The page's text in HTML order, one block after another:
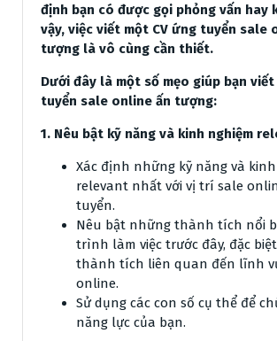
định bạn có được gọi phỏng vấn hay
vậy, việc viết một CV ứng tuyển sale
tượng là vô cùng cần thiết.
Dưới đây là một số mẹo giúp bạn viết
tuyển sale online ấn tượng:
1. Nêu bật kỹ năng và kinh nghiệm
Xác định những kỹ năng và
relevant nhất với vị trí sale
tuyển.
Nêu bật những thành tích nổi
trình làm việc trước đây, đặc
thành tích liên quan đến lĩnh
online.
Sử dụng các con số cụ thể để
năng lực của bạn.